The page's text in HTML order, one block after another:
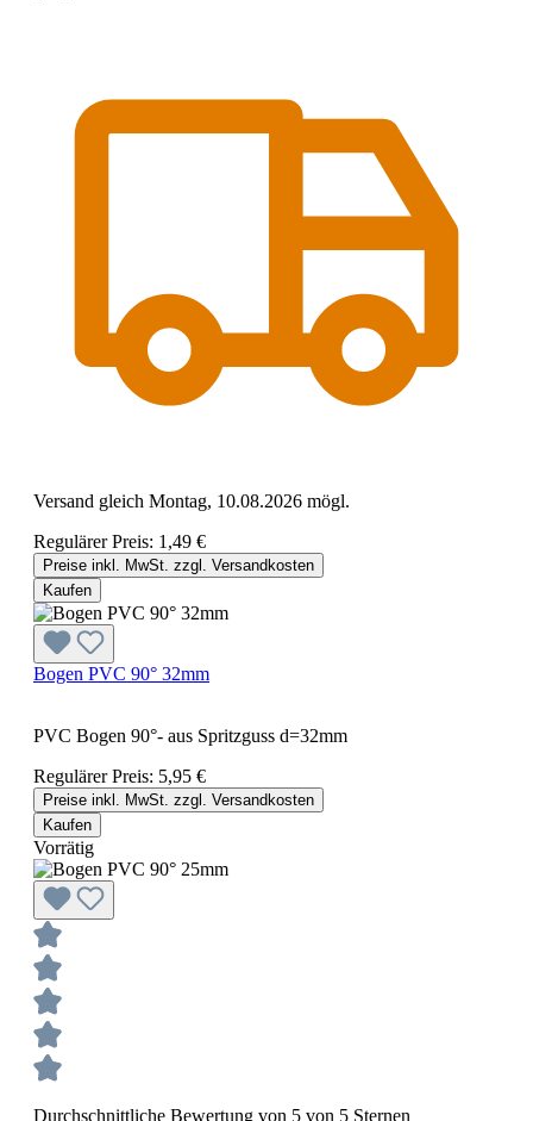
Versand gleich Montag, 10.08.2026 mögl.
Regulärer Preis: 1,49 €
Preise inkl. MwSt. zzgl. Versandkosten
Kaufen
Bogen PVC 90° 32mm
PVC Bogen 90°- aus Spritzguss d=32mm
Regulärer Preis: 5,95 €
Preise inkl. MwSt. zzgl. Versandkosten
Kaufen
Vorrätig
Durchschnittliche Bewertung von 5 von 5 Sternen